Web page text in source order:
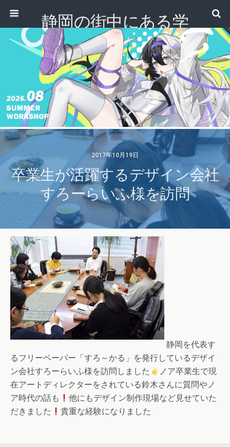
静岡の街中にある学
校｜専門学校 ノアデ
ザインカレッジ
2017年10月19日
卒業生が活躍するデザイン会社
すろーらいふ様を訪問
静岡を代表す
るフリーペーパー「すろ～かる」を発行しているデザイ
ン会社すろーらいふ様を訪問しました
ノア卒業生で現
在アートディレクターをされている鈴木さんに質問やノ
ア時代の話も
他にもデザイン制作現場など見せていた
だきました
貴重な経験になりました